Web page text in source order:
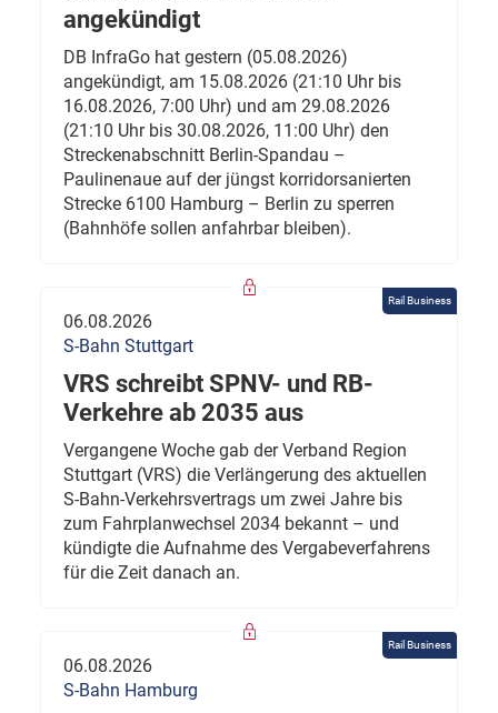
angekündigt
DB InfraGo hat gestern (05.08.2026)
angekündigt, am 15.08.2026 (21:10 Uhr bis
16.08.2026, 7:00 Uhr) und am 29.08.2026
(21:10 Uhr bis 30.08.2026, 11:00 Uhr) den
Streckenabschnitt Berlin-Spandau –
Paulinenaue auf der jüngst korridorsanierten
Strecke 6100 Hamburg – Berlin zu sperren
(Bahnhöfe sollen anfahrbar bleiben).
Rail Business
06.08.2026
S-Bahn Stuttgart
VRS schreibt SPNV- und RB-
Verkehre ab 2035 aus
Vergangene Woche gab der Verband Region
Stuttgart (VRS) die Verlängerung des aktuellen
S-Bahn-Verkehrsvertrags um zwei Jahre bis
zum Fahrplanwechsel 2034 bekannt – und
kündigte die Aufnahme des Vergabeverfahrens
für die Zeit danach an.
Rail Business
06.08.2026
S-Bahn Hamburg